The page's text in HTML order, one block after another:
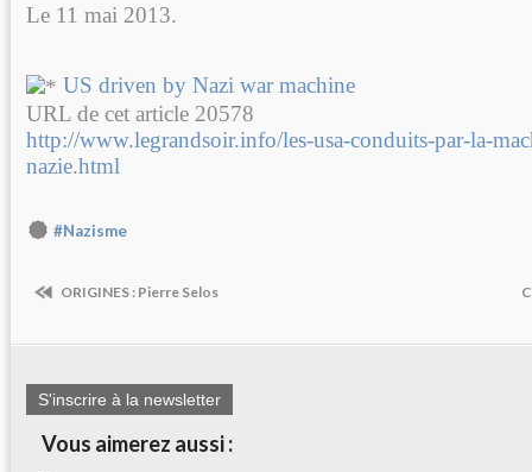
Le 11 mai 2013.
US driven by Nazi war machine
URL de cet article 20578
http://www.legrandsoir.info/les-usa-conduits-par-la-
nazie.html
#Nazisme
ORIGINES : Pierre Selos
S'inscrire à la newsletter
Vous aimerez aussi :